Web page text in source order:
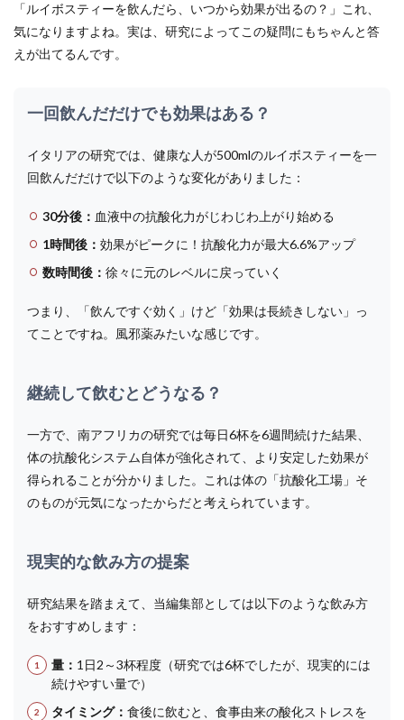
「ルイボスティーを飲んだら、いつから効果が出るの？」これ、
気になりますよね。実は、研究によってこの疑問にもちゃんと答
えが出てるんです。
一回飲んだだけでも効果はある？
イタリアの研究では、健康な人が500mlのルイボスティーを一
回飲んだだけで以下のような変化がありました：
30分後： 血液中の抗酸化力がじわじわ上がり始める
1時間後： 効果がピークに！抗酸化力が最大6.6%アップ
数時間後： 徐々に元のレベルに戻っていく
つまり、「飲んですぐ効く」けど「効果は長続きしない」っ
てことですね。風邪薬みたいな感じです。
継続して飲むとどうなる？
一方で、南アフリカの研究では毎日6杯を6週間続けた結果、
体の抗酸化システム自体が強化されて、より安定した効果が
得られることが分かりました。これは体の「抗酸化工場」そ
のものが元気になったからだと考えられています。
現実的な飲み方の提案
研究結果を踏まえて、当編集部としては以下のような飲み方
をおすすめします：
量： 1日2～3杯程度（研究では6杯でしたが、現実的には
続けやすい量で）
タイミング： 食後に飲むと、食事由来の酸化ストレスを